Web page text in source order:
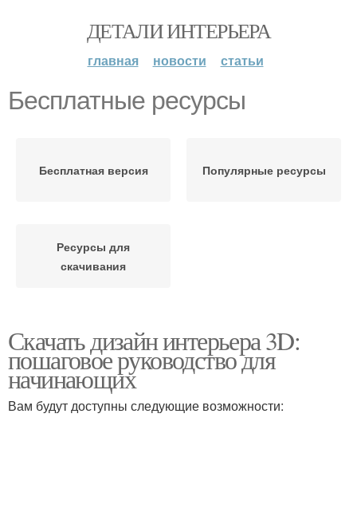
ДЕТАЛИ ИНТЕРЬЕРА
главная новости статьи
Бесплатные ресурсы
Бесплатная версия Популярные ресурсы
Ресурсы для
скачивания
Скачать дизайн интерьера 3D:
пошаговое руководство для
начинающих
Вам будут доступны следующие возможности: